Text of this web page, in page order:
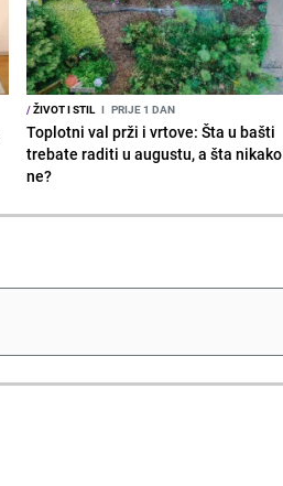
/ŽIVOT I STIL I PRIJE 1 DAN
Toplotni val prži i vrtove: Šta u bašti
trebate raditi u augustu, a šta nikako
ne?